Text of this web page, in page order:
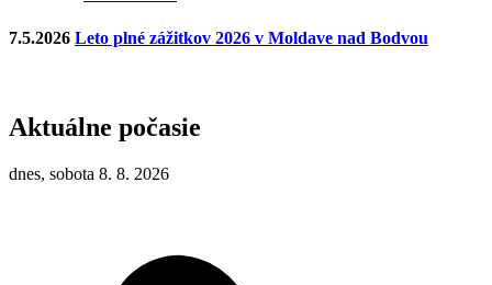
7.5.2026 Leto plné zážitkov 2026 v Moldave nad Bodvou
Aktuálne počasie
dnes, sobota 8. 8. 2026